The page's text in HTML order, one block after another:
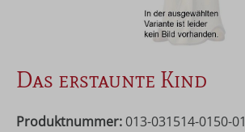
Das erstaunte Kind
Produktnummer: 013-031514-0150-